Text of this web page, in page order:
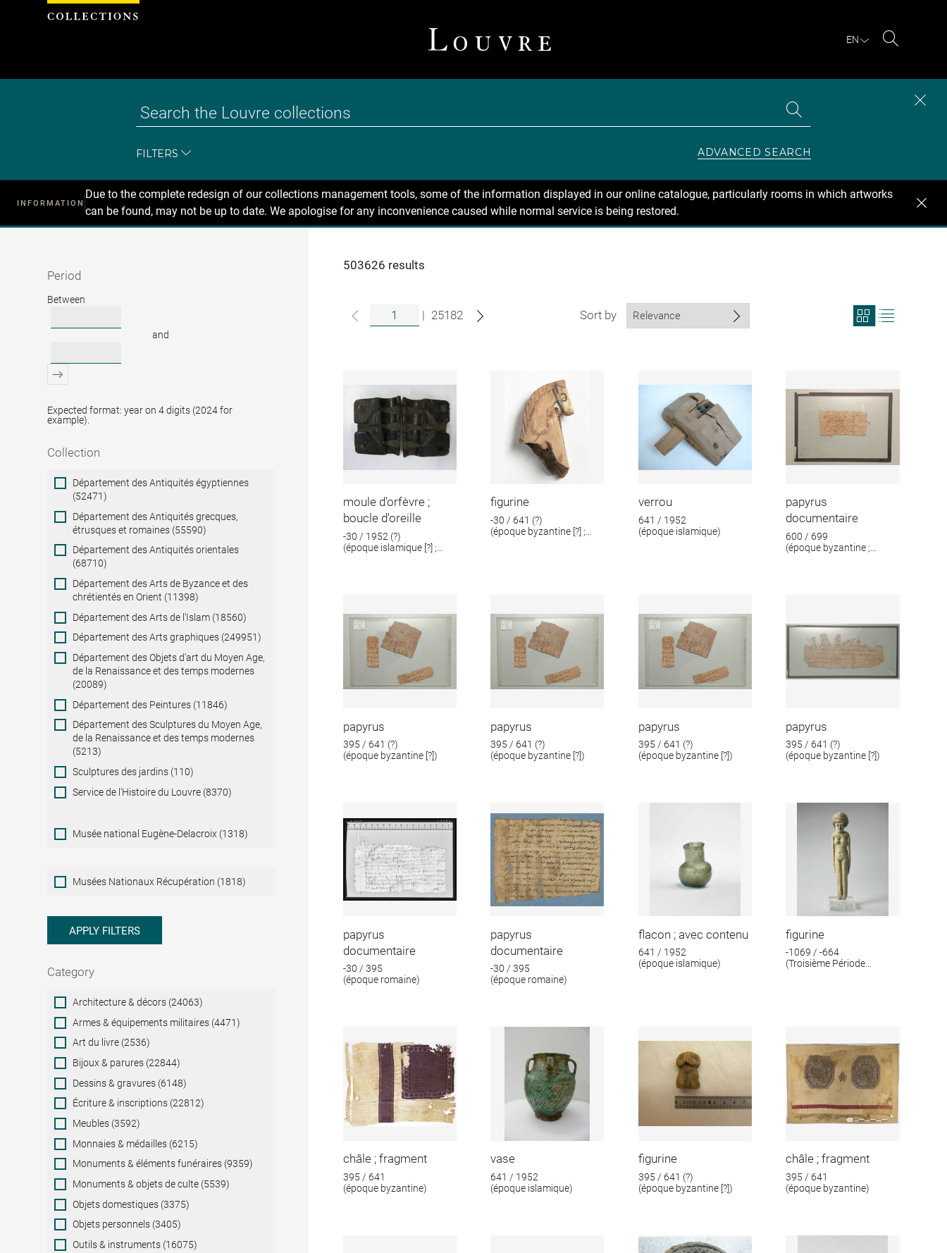
EN
FILTERS ADVANCED SEARCH
INFORMATION
Due to the complete redesign of our collections management tools, some of the information displayed in our online catalogue, particularly rooms in which artworks
can be found, may not be up to date. We apologise for any inconvenience caused while normal service is being restored.
Recherche
Period
Period
Between
and
Expected format: year on 4 digits (2024 for
example).
Collection
Collection
Département des Antiquités égyptiennes
(52471)
Département des Antiquités grecques,
étrusques et romaines (55590)
Département des Antiquités orientales
(68710)
Département des Arts de Byzance et des
chrétientés en Orient (11398)
Département des Arts de l'Islam (18560)
Département des Arts graphiques (249951)
Département des Objets d'art du Moyen Age,
de la Renaissance et des temps modernes
(20089)
Département des Peintures (11846)
Département des Sculptures du Moyen Age,
de la Renaissance et des temps modernes
(5213)
Sculptures des jardins (110)
Service de l'Histoire du Louvre (8370)
Musée national Eugène-Delacroix (1318)
Musées
Nationaux
Musées Nationaux Récupération (1818)
APPLY FILTERS
Category
Category
Architecture & décors (24063)
Armes & équipements militaires (4471)
Art du livre (2536)
Bijoux & parures (22844)
Dessins & gravures (6148)
Écriture & inscriptions (22812)
Meubles (3592)
Monnaies & médailles (6215)
Monuments & éléments funéraires (9359)
Monuments & objets de culte (5539)
Objets domestiques (3375)
Objets personnels (3405)
Outils & instruments (16075)
503626 results
| 25182 Sort by
View
search
moule d'orfèvre ;
boucle d'oreille
-30 / 1952 (?)
(époque islamique [?] ;
figurine
-30 / 641 (?)
(époque byzantine [?] ;
verrou
641 / 1952
(époque islamique)
papyrus
documentaire
600 / 699
(époque byzantine ;
papyrus
395 / 641 (?)
(époque byzantine [?])
papyrus
395 / 641 (?)
(époque byzantine [?])
papyrus
395 / 641 (?)
(époque byzantine [?])
papyrus
395 / 641 (?)
(époque byzantine [?])
papyrus
documentaire
-30 / 395
(époque romaine)
papyrus
documentaire
-30 / 395
(époque romaine)
flacon ; avec contenu
641 / 1952
(époque islamique)
figurine
-1069 / -664
(Troisième Période
châle ; fragment
395 / 641
(époque byzantine)
vase
641 / 1952
(époque islamique)
figurine
395 / 641 (?)
(époque byzantine [?])
châle ; fragment
395 / 641
(époque byzantine)
Cookies management panel